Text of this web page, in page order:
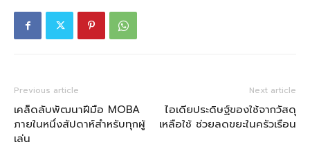
Previous article
เคล็ดลับพัฒนาฝีมือ MOBA
ภายในหนึ่งสัปดาห์สำหรับทุกผู้
เล่น
Next article
ไอเดียประดิษฐ์ของใช้จากวัสดุ
เหลือใช้ ช่วยลดขยะในครัวเรือน